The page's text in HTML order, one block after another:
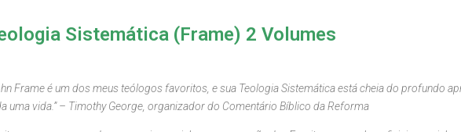
Sistemática (Frame) 2 Volumes
Frame é um dos meus teólogos favoritos, e sua Teologia Sistemática está cheia do profundo
uma vida.” – Timothy George, organizador do Comentário Bíblico da Reforma